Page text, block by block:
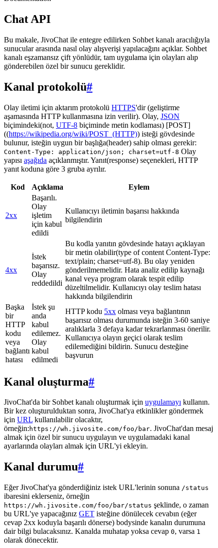
Chat API
Bu makale, JivoChat ile entegre edilirken Sohbet kanalı aracılığıyla
sunucular arasında nasıl olay alışverişi yapılacağını açıklar. Sohbet
kanalı eşzamansız çift yönlüdür, tam uygulama için olayları alıp
gönderebilen özel bir sunucu gereklidir.
Kanal protokolü#
Olay iletimi için aktarım protokolü HTTPS'dir (geliştirme
aşamasında HTTP kullanmasına izin verilir). Olay, JSON
biçimindeki(not, UTF-8 biçiminde metin kodlaması) [POST]
((https://wikipedia.org/wiki/POST_(HTTP)) isteği gövdesinde
bulunur, isteğin uygun bir başlığa(header) sahip olması gerekir:
Content-Type: application/json; charset=utf-8 Olay
yapısı aşağıda açıklanmıştır. Yanıt(response) seçenekleri, HTTP
yanıt koduna göre 3 gruba ayrılır.
Kod Açıklama Eylem
2xx
Başarılı.
Olay
işletim
için kabul
edildi
Kullanıcıyı iletimin başarısı hakkında
bilgilendirin
4xx
İstek
başarısız.
Olay
reddedildi
Bu kodla yanıtın gövdesinde hatayı açıklayan
bir metin olabilir(type of content Content-Type:
text/plain; charset=utf-8). Bu olay yeniden
gönderilmemelidir. Hata analiz edilip kaynağı
kanal veya program olarak tespit edilip
düzeltilmelidir. Kullanıcıyı olay teslim hatası
hakkında bilgilendirin
Başka
bir
HTTP
kodu
veya
bağlantı
hatası
İstek şu
anda
kabul
edilemez.
Olay
kabul
edilmedi
HTTP kodu 5xx olması veya bağlantının
başarısız olması durumunda isteğin 3-60 saniye
aralıklarla 3 defaya kadar tekrarlanması önerilir.
Kullanıcıya olayın geçici olarak teslim
edilemediğini bildirin. Sunucu desteğine
başvurun
Kanal oluşturma#
JivoChat'da bir Sohbet kanalı oluşturmak için uygulamayı kullanın.
Bir kez oluşturulduktan sonra, JivoChat'ya etkinlikler göndermek
için URL kullanılabilir olacaktır,
örneğin: https://wh.jivosite.com/foo/bar. JivoChat'dan mesaj
almak için özel bir sunucu uygulayın ve uygulamadaki kanal
ayarlarında olayları almak için URL'yi ekleyin.
Kanal durumu#
Eğer JivoChat'ya gönderdiğiniz istek URL'lerinin sonuna /status
ibaresini eklerseniz, örneğin
https://wh.jivosite.com/foo/bar/status şeklinde, o zaman
bu URL'ye yapacağınız GET isteğine dönülecek cevabın (eğer
cevap 2xx koduyla başarılı dönerse) bodysinde kanalın durumuna
dair bilgi bulacaksınız. Kanalda muhatap yoksa cevap 0, varsa 1
olarak dönecektir.